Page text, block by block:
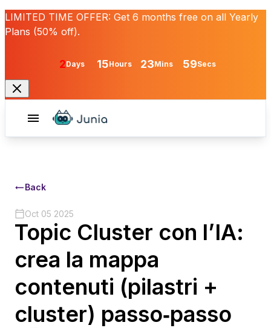
LIMITED TIME OFFER: Get 6 months free on all Yearly
Plans (50% off).
2Days 15Hours 23Mins 59Secs
Back
Oct 05 2025
Topic Cluster con l’IA:
crea la mappa
contenuti (pilastri +
cluster) passo‑passo